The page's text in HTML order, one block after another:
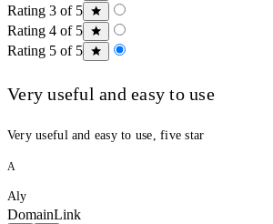
Rating 3 of 5
Rating 4 of 5
Rating 5 of 5
Very useful and easy to use
Very useful and easy to use, five star
A
Aly
DomainLink